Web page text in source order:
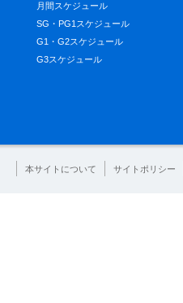
月間スケジュール
SG・PG1スケジュール
G1・G2スケジュール
G3スケジュール
本サイトについて サイトポリシー